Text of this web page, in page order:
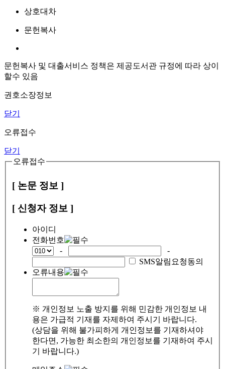
상호대차
문헌복사
문헌복사 및 대출서비스 정책은 제공도서관 규정에 따라 상이
할수 있음
권호소장정보
닫기
오류접수
닫기
오류접수
[ 논문 정보 ]
[ 신청자 정보 ]
아이디
전화번호
-
-
SMS알림요청동의
오류내용
※ 개인정보 노출 방지를 위해 민감한 개인정보 내
용은 가급적 기재를 자제하여 주시기 바랍니다.
(상담을 위해 불가피하게 개인정보를 기재하셔야
한다면, 가능한 최소한의 개인정보를 기재하여 주시
기 바랍니다.)